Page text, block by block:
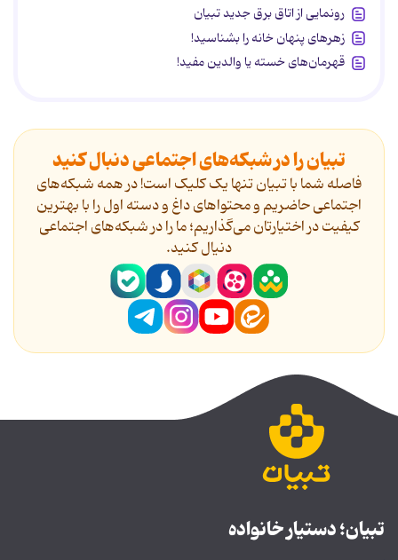
رونمایی از اتاق برق جدید تبیان
زهرهای پنهان خانه را بشناسید!
قهرمان‌های خسته یا والدین مفید!
تبیان را در شبکه‌های اجتماعی دنبال کنید
فاصله شما با تبیان تنها یک کلیک است! در همه شبکه‌های
اجتماعی حاضریم و محتواهای داغ و دسته اول را با بهترین
کیفیت در اختیارتان می‌گذاریم؛ ما را در شبکه‌های اجتماعی
دنیال کنید.
تبیان؛ دستیار خانواده